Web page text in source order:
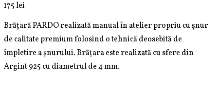
175lei
Brățară PARDO realizată manual în atelier propriu cu șnur
de calitate premium folosind o tehnică deosebită de
împletire a șnurului. Brățara este realizată cu sfere din
Argint 925 cu diametrul de 4 mm.